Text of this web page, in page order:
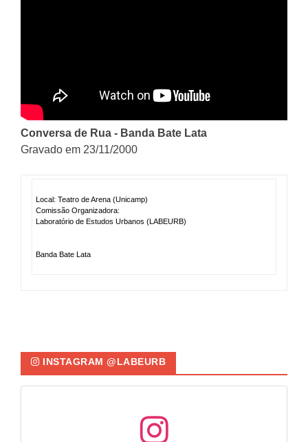
Conversa de Rua - Banda Bate Lata
Gravado em 23/11/2000
Local: Teatro de Arena (Unicamp)
Comissão Organizadora:
Laboratório de Estudos Urbanos (LABEURB)
Banda Bate Lata
INSTAGRAM @LABEURB